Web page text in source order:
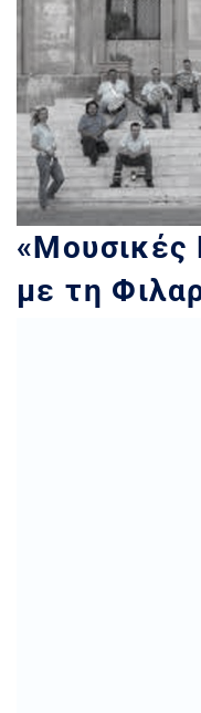
«Μουσικές
με τη